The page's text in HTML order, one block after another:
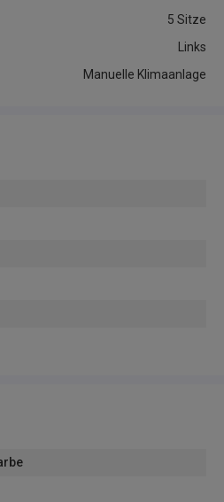
5 Sitze
Links
Manuelle Klimaanlage